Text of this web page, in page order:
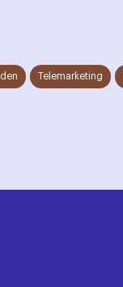
Telemarketing